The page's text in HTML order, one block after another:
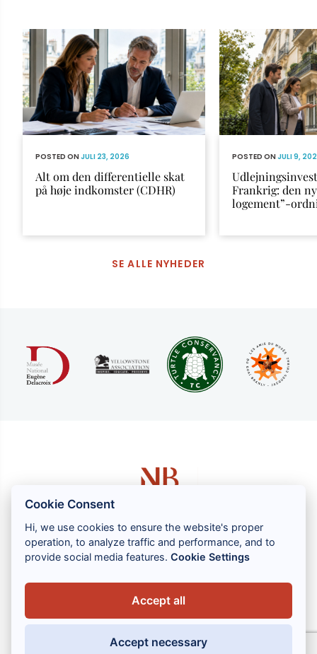
POSTED ONJULI 23, 2026
Alt om den differentielle skat
på høje indkomster (CDHR)
POSTED ONJULI 9,
Frankrig: den
logement”-
SE ALLE NYHEDER
1 rue Louis GASSIN - 06300 NICE
Vores tjenester
Nyttige links
Cookie Consent
Hi, we use cookies to ensure the website's proper
operation, to analyze traffic and performance, and to
provide social media features.Cookie Settings
Accept all
Accept necessary